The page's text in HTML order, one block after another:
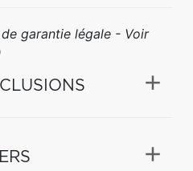
garantie légale - Voir